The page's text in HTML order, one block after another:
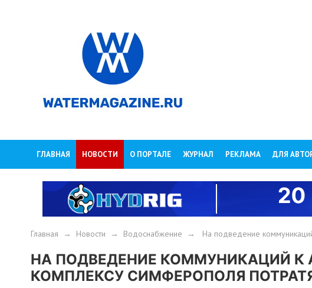
ГЛАВНАЯ НОВОСТИ О ПОРТАЛЕ ЖУРНАЛ РЕКЛАМА ДЛЯ
Главная → Новости → Водоснабжение → На подведение
НА ПОДВЕДЕНИЕ КОММУНИКАЦИЙ К
КОМПЛЕКСУ СИМФЕРОПОЛЯ